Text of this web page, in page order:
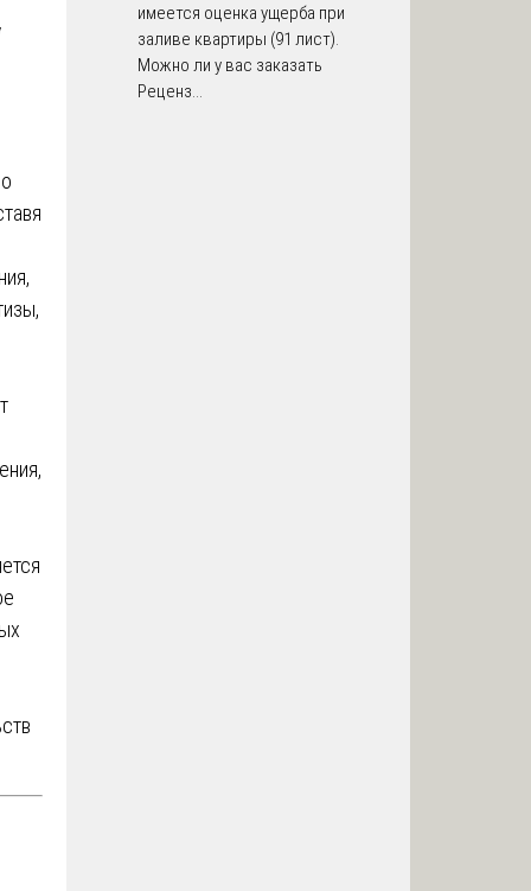
имеется оценка ущерба при
заливе квартиры (91 лист).
Можно ли у вас заказать
Реценз...